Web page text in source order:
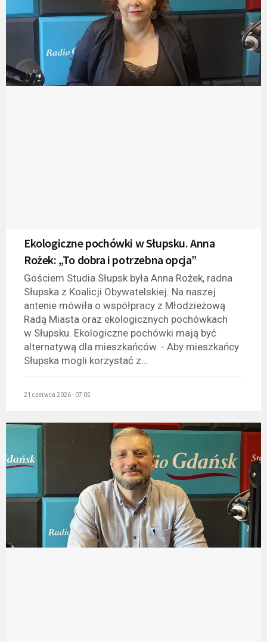
Ekologiczne pochówki w Słupsku. Anna
Rożek: „To dobra i potrzebna opcja”
Gościem Studia Słupsk była Anna Rożek, radna
Słupska z Koalicji Obywatelskiej. Na naszej
antenie mówiła o współpracy z Młodzieżową
Radą Miasta oraz ekologicznych pochówkach
w Słupsku. Ekologiczne pochówki mają być
alternatywą dla mieszkańców. - Aby mieszkańcy
Słupska mogli korzystać z...
21 czerwca 2026 - 07:05